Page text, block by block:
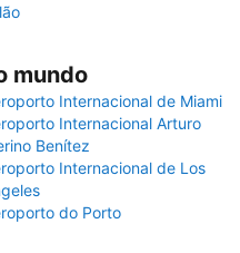
mundo
Internacional de Miami
Internacional Arturo
Benítez
Internacional de Los
do Porto